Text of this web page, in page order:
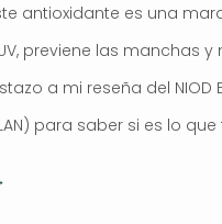
antioxidante es una
previene las manchas y
a mi reseña del NIOD
para saber si es lo